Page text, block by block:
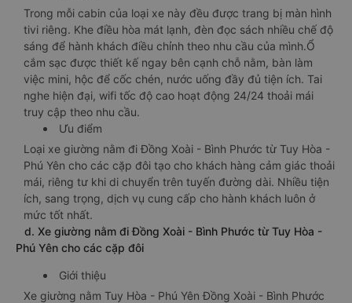
Trong mỗi cabin của loại xe này đều được trang bị màn hình
tivi riêng. Khe điều hòa mát lạnh, đèn đọc sách nhiều chế độ
sáng để hành khách điều chỉnh theo nhu cầu của mình.Ổ
cắm sạc được thiết kế ngay bên cạnh chỗ nằm, bàn làm
việc mini, hộc để cốc chén, nước uống đầy đủ tiện ích. Tai
nghe hiện đại, wifi tốc độ cao hoạt động 24/24 thoải mái
truy cập theo nhu cầu.
Ưu điểm
Loại xe giường nằm đi Đồng Xoài - Bình Phước từ Tuy Hòa -
Phú Yên cho các cặp đôi tạo cho khách hàng cảm giác thoải
mái, riêng tư khi di chuyển trên tuyến đường dài. Nhiều tiện
ích, sang trọng, dịch vụ cung cấp cho hành khách luôn ở
mức tốt nhất.
d. Xe giường nằm đi Đồng Xoài - Bình Phước từ Tuy Hòa -
Phú Yên cho các cặp đôi
Giới thiệu
Xe giường nằm Tuy Hòa - Phú Yên Đồng Xoài - Bình Phước